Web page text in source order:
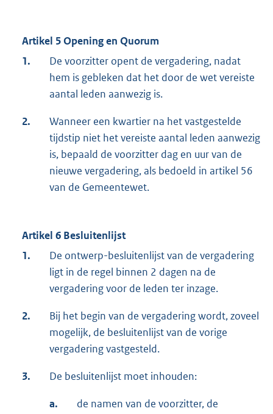
Artikel 5 Opening en Quorum
1.
De voorzitter opent de vergadering, nadat
hem is gebleken dat het door de wet vereiste
aantal leden aanwezig is.
2.
Wanneer een kwartier na het vastgestelde
tijdstip niet het vereiste aantal leden aanwezig
is, bepaald de voorzitter dag en uur van de
nieuwe vergadering, als bedoeld in artikel 56
van de Gemeentewet.
Artikel 6 Besluitenlijst
1.
De ontwerp-besluitenlijst van de vergadering
ligt in de regel binnen 2 dagen na de
vergadering voor de leden ter inzage.
2.
Bij het begin van de vergadering wordt, zoveel
mogelijk, de besluitenlijst van de vorige
vergadering vastgesteld.
3. De besluitenlijst moet inhouden:
a.
de namen van de voorzitter, de